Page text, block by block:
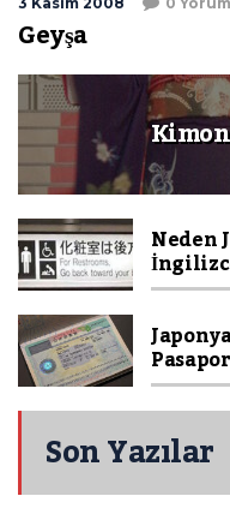
Geyşa
Neden
Son Yazılar